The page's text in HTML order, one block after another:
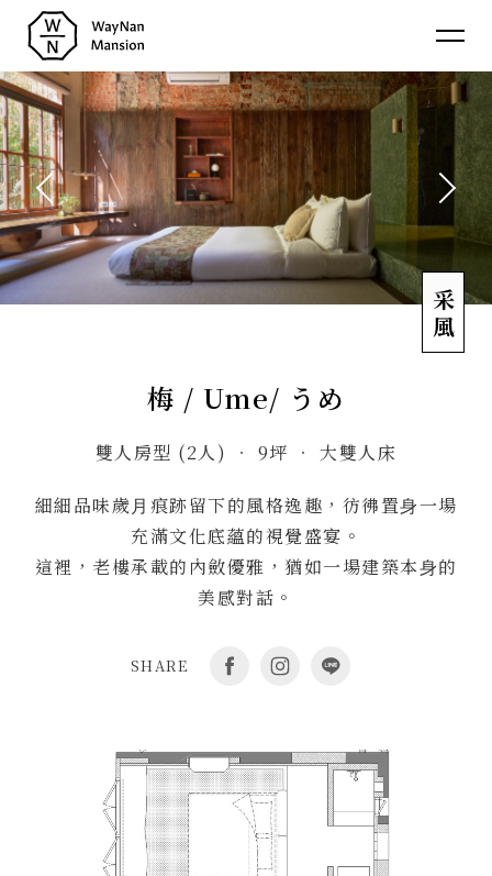
蔚
南
裏
民
宿
介紹 About
消息 News
房型 Room
聯絡 Contact 采風
梅 / Ume/ うめ
雙人房型 (2人) ‧ 9坪 ‧ 大雙⼈床
細細品味歲⽉痕跡留下的風格逸趣，彷彿置⾝⼀場
充滿⽂化底蘊的視覺盛宴。
這裡，老樓承載的內斂優雅，猶如⼀場建築本⾝的
美感對話。
SHARE